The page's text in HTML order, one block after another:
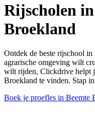
Rijscholen
Broekland
Ontdek de beste rijschool
agrarische omgeving wilt
wilt rijden, Clickdrive helpt
Broekland te vinden. Stap
Boek je proefles in Beemte